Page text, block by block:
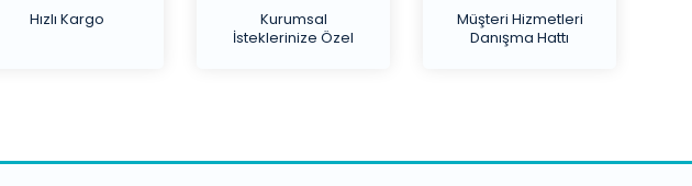
Hızlı Kargo
Kurumsal
İsteklerinize Özel
Müşteri Hizmetleri
Danışma Hattı